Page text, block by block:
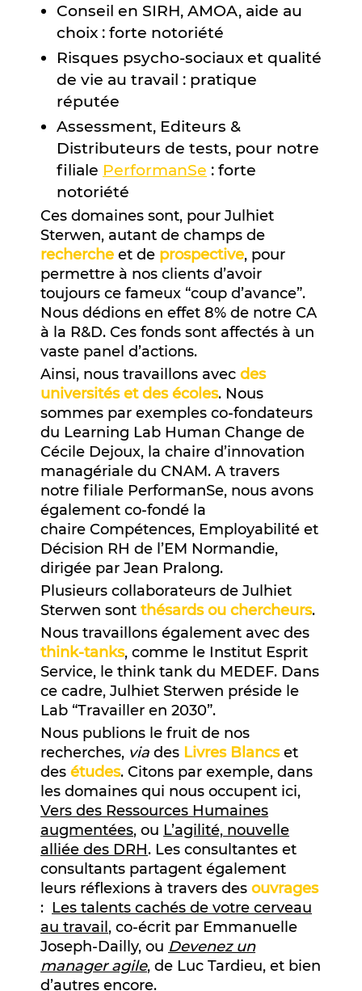
Conseil en SIRH, AMOA, aide au
choix : forte notoriété
Risques psycho-sociaux et qualité
de vie au travail : pratique
réputée
Assessment, Editeurs &
Distributeurs de tests, pour notre
filiale PerformanSe : forte
notoriété
Ces domaines sont, pour Julhiet
Sterwen, autant de champs de
recherche et de prospective, pour
permettre à nos clients d’avoir
toujours ce fameux “coup d’avance”.
Nous dédions en effet 8% de notre CA
à la R&D. Ces fonds sont affectés à un
vaste panel d’actions.
Ainsi, nous travaillons avec des
universités et des écoles. Nous
sommes par exemples co-fondateurs
du Learning Lab Human Change de
Cécile Dejoux, la chaire d’innovation
managériale du CNAM. A travers
notre filiale PerformanSe, nous avons
également co-fondé la
chaire Compétences, Employabilité et
Décision RH de l’EM Normandie,
dirigée par Jean Pralong.
Plusieurs collaborateurs de Julhiet
Sterwen sont thésards ou chercheurs.
Nous travaillons également avec des
think-tanks, comme le Institut Esprit
Service, le think tank du MEDEF. Dans
ce cadre, Julhiet Sterwen préside le
Lab “Travailler en 2030”.
Nous publions le fruit de nos
recherches, via des Livres Blancset
des études. Citons par exemple, dans
les domaines qui nous occupent ici,
Vers des Ressources Humaines
augmentées, ou L’agilité, nouvelle
alliée des DRH. Les consultantes et
consultants partagent également
leurs réflexions à travers des ouvrages
: Les talents cachés de votre cerveau
au travail , co-écrit par Emmanuelle
Joseph-Dailly, ou Devenez un
manager agile, de Luc Tardieu, et bien
d’autres encore.